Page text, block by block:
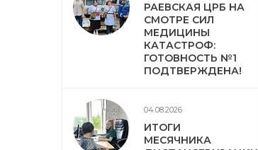
РАЕВСКАЯ ЦРБ НА
СМОТРЕ СИЛ
МЕДИЦИНЫ
КАТАСТРОФ:
ГОТОВНОСТЬ №1
ПОДТВЕРЖДЕНА!
04.08.2026
ИТОГИ
МЕСЯЧНИКА